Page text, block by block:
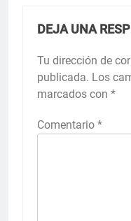
DEJA UNA
Tu dirección de
publicada. Los
marcados con *
Comentario *